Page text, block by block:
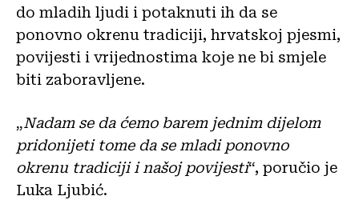
do mladih ljudi i potaknuti ih da se
ponovno okrenu tradiciji, hrvatskoj pjesmi,
povijesti i vrijednostima koje ne bi smjele
biti zaboravljene.
„Nadam se da ćemo barem jednim dijelom
pridonijeti tome da se mladi ponovno
okrenu tradiciji i našoj povijesti“, poručio je
Luka Ljubić.